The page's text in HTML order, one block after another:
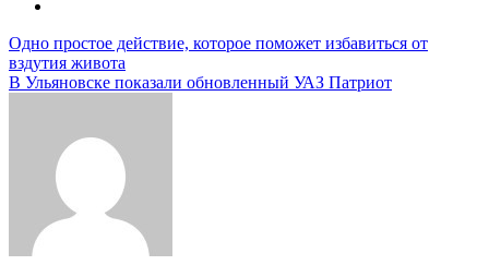
Навигация
по
Одно простое действие, которое поможет избавиться от
вздутия живота
В Ульяновске показали обновленный УАЗ Патриот